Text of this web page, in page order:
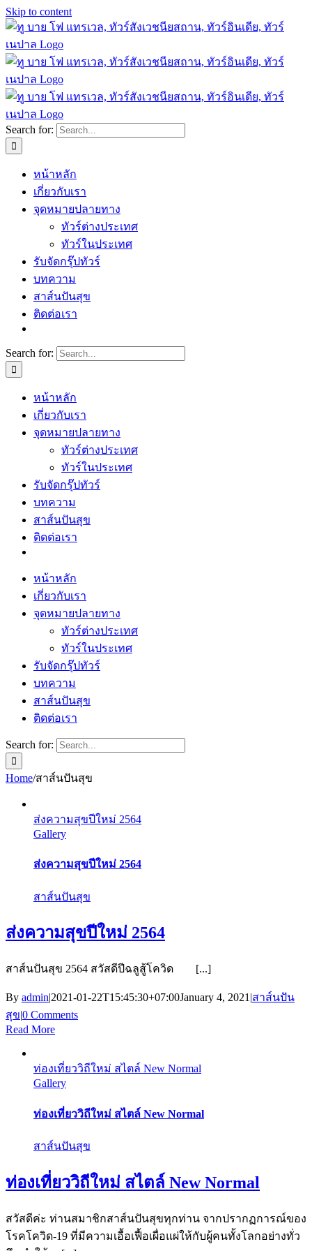
Skip to content
Search for:
หน้าหลัก
เกี่ยวกับเรา
จุดหมายปลายทาง
ทัวร์ต่างประเทศ
ทัวร์ในประเทศ
รับจัดกรุ๊ปทัวร์
บทความ
สาส์นปันสุข
ติดต่อเรา
Search for:
หน้าหลัก
เกี่ยวกับเรา
จุดหมายปลายทาง
ทัวร์ต่างประเทศ
ทัวร์ในประเทศ
รับจัดกรุ๊ปทัวร์
บทความ
สาส์นปันสุข
ติดต่อเรา
หน้าหลัก
เกี่ยวกับเรา
จุดหมายปลายทาง
ทัวร์ต่างประเทศ
ทัวร์ในประเทศ
รับจัดกรุ๊ปทัวร์
บทความ
สาส์นปันสุข
ติดต่อเรา
Search for:
Home/สาส์นปันสุข
ส่งความสุขปีใหม่ 2564
Gallery
ส่งความสุขปีใหม่ 2564
สาส์นปันสุข
ส่งความสุขปีใหม่ 2564
สาส์นปันสุข 2564 สวัสดีปีฉลูสู้โควิด [...]
By admin|2021-01-22T15:45:30+07:00January 4, 2021 |สาส์นปัน
สุข|0 Comments
Read More
ท่องเที่ยววิถีใหม่ สไตล์ New Normal
Gallery
ท่องเที่ยววิถีใหม่ สไตล์ New Normal
สาส์นปันสุข
ท่องเที่ยววิถีใหม่ สไตล์ New Normal
สวัสดีค่ะ ท่านสมาชิกสาส์นปันสุขทุกท่าน จากปรากฏการณ์ของ
โรคโควิด-19 ที่มีความเอื้อเฟื้อเผื่อแผ่ให้กับผู้คนทั้งโลกอย่างทั่ว